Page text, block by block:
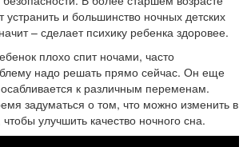
устранить и большинство ночных детских
– сделает психику ребенка здоровее.
плохо спит ночами, часто
надо решать прямо сейчас. Он еще
к различным переменам.
задуматься о том, что можно изменить в
улучшить качество ночного сна.